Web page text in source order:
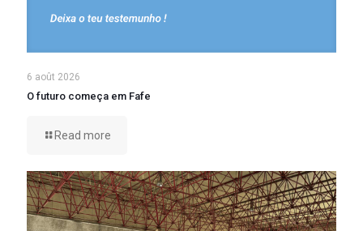
6 août 2026
O futuro começa em Fafe
Read more